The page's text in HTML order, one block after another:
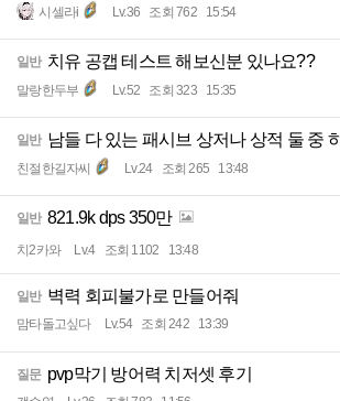
시셀라i Lv.36 조회 762 15:54
일반 치유 공캡 테스트 해보신분 있나요??
말랑한두부 Lv.52 조회 323 15:35
일반 남들 다 있는 패시브 상저나 상적 둘 중
친절한길자씨 Lv.24 조회 265 13:48
일반 821.9k dps 350만
치2카와 Lv.4 조회 1102 13:48
일반 벽력 회피불가로 만들어줘
맘타돌고싶다 Lv.54 조회 242 13:39
질문 pvp막기 방어력 치저셋 후기